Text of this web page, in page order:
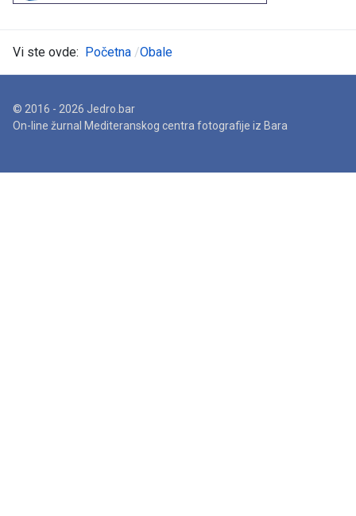
Vi ste ovde: Početna Obale
© 2016 - 2026 Jedro.bar
On-line žurnal Mediteranskog centra fotografije iz Bara